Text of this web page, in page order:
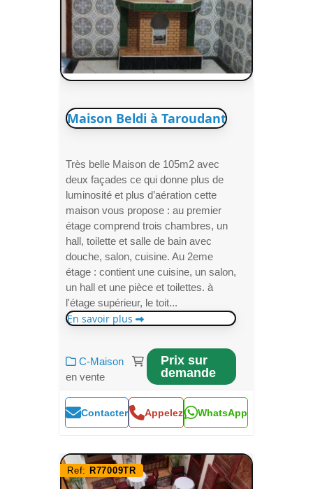
Maison Beldi à Taroudant
Très belle Maison de 105m2 avec
deux façades ce qui donne plus de
luminosité et plus d’aération cette
maison vous propose : au premier
étage comprend trois chambres, un
hall, toilette et salle de bain avec
douche, salon, cuisine. Au 2eme
étage : contient une cuisine, un salon,
un hall et une pièce et toilettes. à
l'étage supérieur, le toit...
En savoir plus
C-Maison
en vente
Prix sur
demande
Contacter Appelez WhatsApp
Ref: R77009TR